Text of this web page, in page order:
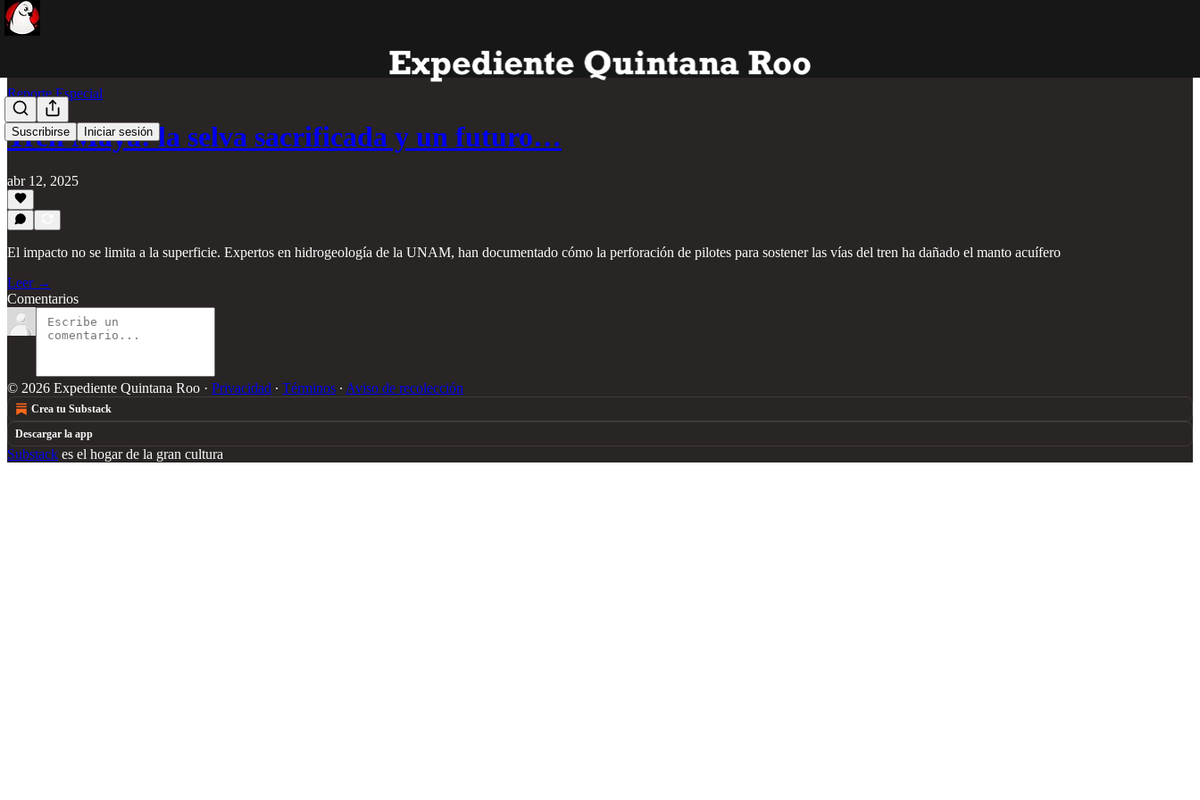
Suscribirse Iniciar sesión
Reporte Especial
Tren Maya: la selva sacrificada y un futuro…
abr 12, 2025
El impacto no se limita a la superficie. Expertos en hidrogeología de la UNAM, han documentado cómo la perforación de pilotes para sostener las vías del tren ha dañado el manto acuífero
Leer →
Comentarios
© 2026 Expediente Quintana Roo · Privacidad ∙ Términos ∙ Aviso de recolección
Crea tu Substack
Descargar la app
Substack es el hogar de la gran cultura